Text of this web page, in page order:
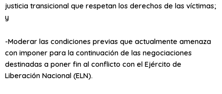
justicia transicional que respetan los derechos de las víctimas;
y
-Moderar las condiciones previas que actualmente amenaza
con imponer para la continuación de las negociaciones
destinadas a poner fin al conflicto con el Ejército de
Liberación Nacional (ELN).